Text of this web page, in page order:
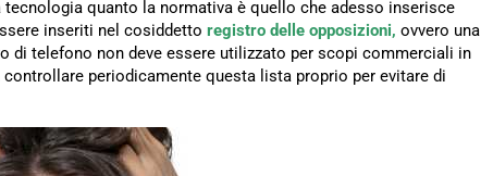
tecnologia quanto la normativa è quello che adesso inserisce
inseriti nel cosiddetto registro delle opposizioni, ovvero una
di telefono non deve essere utilizzato per scopi commerciali in
controllare periodicamente questa lista proprio per evitare di